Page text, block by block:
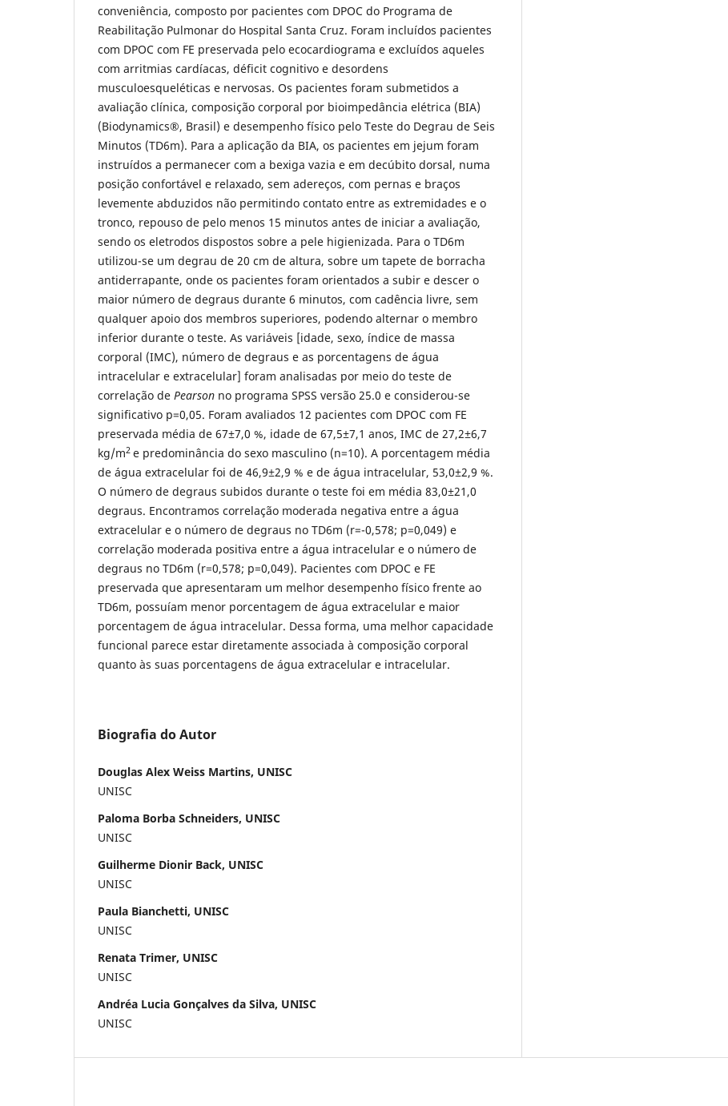
conveniência, composto por pacientes com DPOC do Programa de
Reabilitação Pulmonar do Hospital Santa Cruz. Foram incluídos pacientes
com DPOC com FE preservada pelo ecocardiograma e excluídos aqueles
com arritmias cardíacas, déficit cognitivo e desordens
musculoesqueléticas e nervosas. Os pacientes foram submetidos a
avaliação clínica, composição corporal por bioimpedância elétrica (BIA)
(Biodynamics®, Brasil) e desempenho físico pelo Teste do Degrau de Seis
Minutos (TD6m). Para a aplicação da BIA, os pacientes em jejum foram
instruídos a permanecer com a bexiga vazia e em decúbito dorsal, numa
posição confortável e relaxado, sem adereços, com pernas e braços
levemente abduzidos não permitindo contato entre as extremidades e o
tronco, repouso de pelo menos 15 minutos antes de iniciar a avaliação,
sendo os eletrodos dispostos sobre a pele higienizada. Para o TD6m
utilizou-se um degrau de 20 cm de altura, sobre um tapete de borracha
antiderrapante, onde os pacientes foram orientados a subir e descer o
maior número de degraus durante 6 minutos, com cadência livre, sem
qualquer apoio dos membros superiores, podendo alternar o membro
inferior durante o teste. As variáveis [idade, sexo, índice de massa
corporal (IMC), número de degraus e as porcentagens de água
intracelular e extracelular] foram analisadas por meio do teste de
correlação de Pearson no programa SPSS versão 25.0 e considerou-se
significativo p=0,05. Foram avaliados 12 pacientes com DPOC com FE
preservada média de 67±7,0 %, idade de 67,5±7,1 anos, IMC de 27,2±6,7
kg/m2 e predominância do sexo masculino (n=10). A porcentagem média
de água extracelular foi de 46,9±2,9 % e de água intracelular, 53,0±2,9 %.
O número de degraus subidos durante o teste foi em média 83,0±21,0
degraus. Encontramos correlação moderada negativa entre a água
extracelular e o número de degraus no TD6m (r=-0,578; p=0,049) e
correlação moderada positiva entre a água intracelular e o número de
degraus no TD6m (r=0,578; p=0,049). Pacientes com DPOC e FE
preservada que apresentaram um melhor desempenho físico frente ao
TD6m, possuíam menor porcentagem de água extracelular e maior
porcentagem de água intracelular. Dessa forma, uma melhor capacidade
funcional parece estar diretamente associada à composição corporal
quanto às suas porcentagens de água extracelular e intracelular.
Biografia do Autor
Douglas Alex Weiss Martins, UNISC
UNISC
Paloma Borba Schneiders, UNISC
UNISC
Guilherme Dionir Back, UNISC
UNISC
Paula Bianchetti, UNISC
UNISC
Renata Trimer, UNISC
UNISC
Andréa Lucia Gonçalves da Silva, UNISC
UNISC